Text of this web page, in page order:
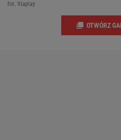
fot. Viaplay
OTWÓRZ